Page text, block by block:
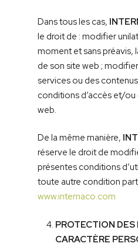
Dans tous les cas,
le droit de : modifier
moment et sans préavis,
de son site web ;
services ou des
conditions d’accès et/ou
web.
De la même manière,
réserve le droit de
présentes conditions
toute autre condition
www.internaco.com
PROTECTION DES
CARACTÈRE